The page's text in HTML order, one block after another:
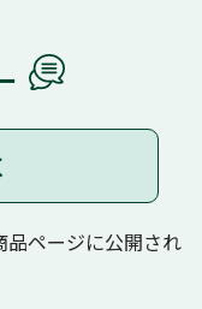
ページに公開され